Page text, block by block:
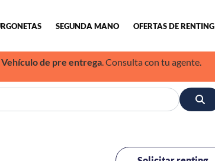
SEGUNDA MANO OFERTAS DE RENTING
Vehículo de pre entrega. Consulta con tu agente.